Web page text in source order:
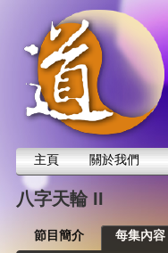
主頁 關於我們
八字天輪 II
節目簡介 每集內容